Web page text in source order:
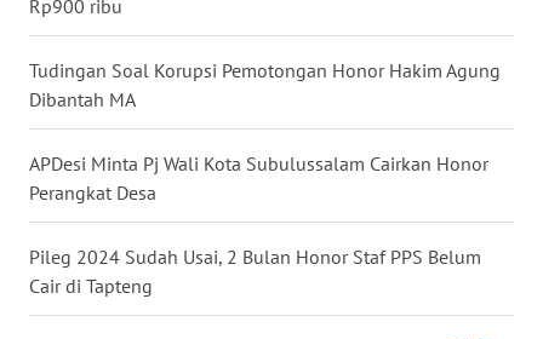
Rp900 ribu
Tudingan Soal Korupsi Pemotongan Honor Hakim Agung
Dibantah MA
APDesi Minta Pj Wali Kota Subulussalam Cairkan Honor
Perangkat Desa
Pileg 2024 Sudah Usai, 2 Bulan Honor Staf PPS Belum
Cair di Tapteng
NUSANTARA
WN
JOGJA
WN
JATIM
WN